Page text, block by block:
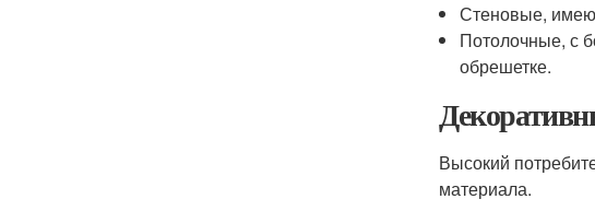
Стеновые,
Потолочные, с
обрешетке.
Высокий
материала.